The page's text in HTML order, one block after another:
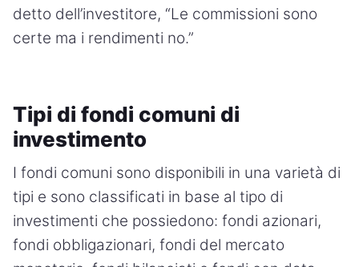
detto dell’investitore, “Le commissioni sono
certe ma i rendimenti no.”
Tipi di fondi comuni di
investimento
I fondi comuni sono disponibili in una varietà di
tipi e sono classificati in base al tipo di
investimenti che possiedono: fondi azionari,
fondi obbligazionari, fondi del mercato